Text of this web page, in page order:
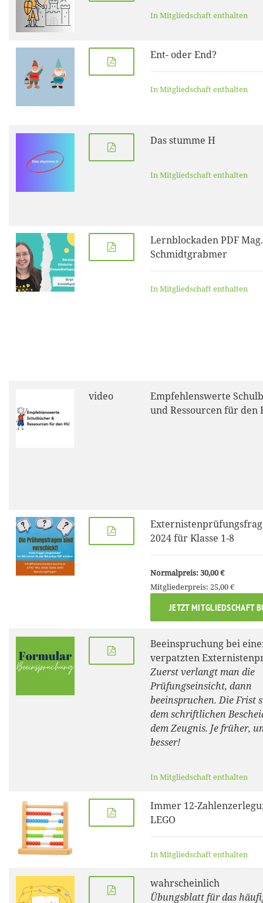
In Mitgliedschaft enthalten
Ent- oder End?
In Mitgliedschaft enthalten
Das stumme H
In Mitgliedschaft enthalten
Lernblockaden PDF
Schmidtgrabmer
In Mitgliedschaft enthalten
video
Empfehlenswerte
und Ressourcen für den
2024 für Klasse 1-8
Normalpreis: 30,00 €
Mitgliederpreis: 25,00 €
JETZT MITGLIEDSCHAFT
Beeinspruchung bei
verpatzten
Zuerst verlangt man die
Prüfungseinsicht, dann
beeinspruchen. Die Frist
dem schriftlichen
dem Zeugnis. Je früher,
besser!
In Mitgliedschaft enthalten
Immer 12-
LEGO
In Mitgliedschaft enthalten
wahrscheinlich
Übungsblatt für das